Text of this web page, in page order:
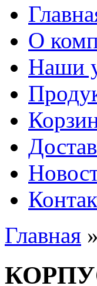
О
Наши
Вы здесь
Главная